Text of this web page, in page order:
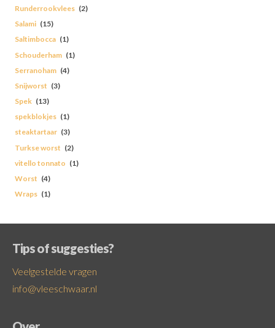
Runderrookvlees (2)
Salami (15)
Saltimbocca (1)
Schouderham (1)
Serranoham (4)
Snijworst (3)
Spek (13)
spekblokjes (1)
steaktartaar (3)
Turkse worst (2)
vitello tonnato (1)
Worst (4)
Wraps (1)
Tips of suggesties?
Veelgestelde vragen
info@vleeschwaar.nl